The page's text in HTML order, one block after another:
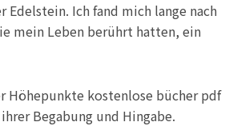
Ich fand mich lange nach
mein Leben berührt hatten, ein
Höhepunkte kostenlose bücher pdf
Begabung und Hingabe.